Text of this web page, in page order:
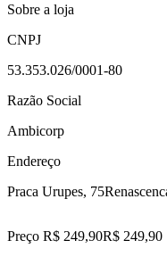
Sobre a loja
CNPJ
53.353.026/0001-80
Razão Social
Ambicorp
Endereço
Praca Urupes, 75
Preço R$ 249,90R$ 249,90